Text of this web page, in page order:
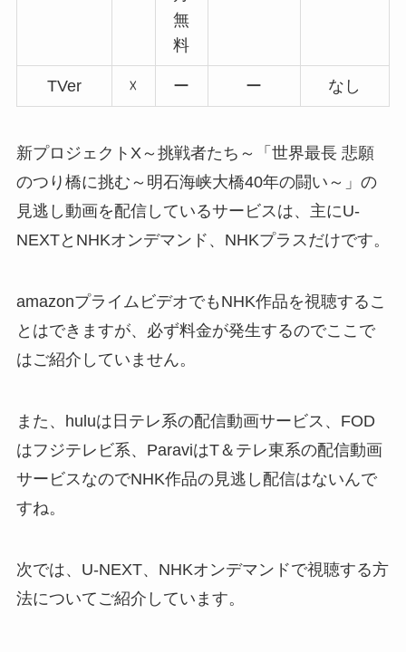
無
料
TVer ☓ ー ー なし
新プロジェクトX～挑戦者たち～「世界最長 悲願
のつり橋に挑む～明石海峡大橋40年の闘い～」の
見逃し動画を配信しているサービスは、主にU-
NEXTとNHKオンデマンド、NHKプラスだけです。
amazonプライムビデオでもNHK作品を視聴するこ
とはできますが、必ず料金が発生するのでここで
はご紹介していません。
また、huluは日テレ系の配信動画サービス、FOD
はフジテレビ系、ParaviはT＆テレ東系の配信動画
サービスなのでNHK作品の見逃し配信はないんで
すね。
次では、U-NEXT、NHKオンデマンドで視聴する方
法についてご紹介しています。